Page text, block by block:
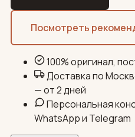
Посмотреть
100% оригинал,
Доставка по
— от 2 дней
Персональная
WhatsApp и Telegram